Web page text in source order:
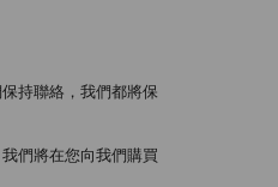
持聯絡，我們都將保
們將在您向我們購買